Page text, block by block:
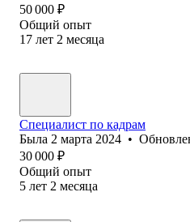
50 000 ₽
Общий опыт
17 лет 2 месяца
Специалист по кадрам
Была 2 марта 2024 •
30 000 ₽
Общий опыт
5 лет 2 месяца